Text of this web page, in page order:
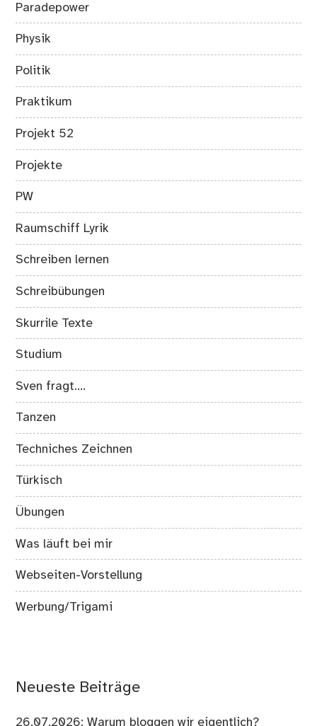
Paradepower
Physik
Politik
Praktikum
Projekt 52
Projekte
PW
Raumschiff Lyrik
Schreiben lernen
Schreibübungen
Skurrile Texte
Studium
Sven fragt….
Tanzen
Techniches Zeichnen
Türkisch
Übungen
Was läuft bei mir
Webseiten-Vorstellung
Werbung/Trigami
Neueste Beiträge
26.07.2026: Warum bloggen wir eigentlich?